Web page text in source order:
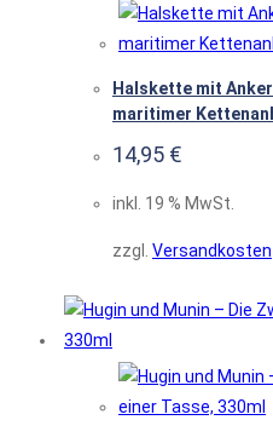
Halskette mit
maritimer
14,95 €
inkl. 19 % MwSt.
zzgl. Versandkosten